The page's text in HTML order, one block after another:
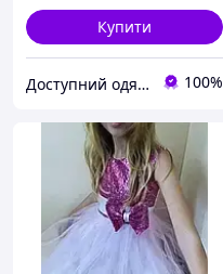
Купити
Доступний одяг для всієї родини 100%